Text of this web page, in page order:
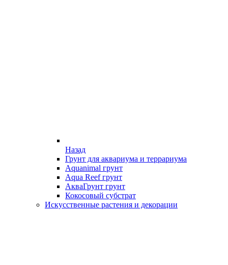
Назад
Грунт для аквариума и террариума
Aquanimal грунт
Aqua Reef грунт
АкваГрунт грунт
Кокосовый субстрат
Искусственные растения и декорации